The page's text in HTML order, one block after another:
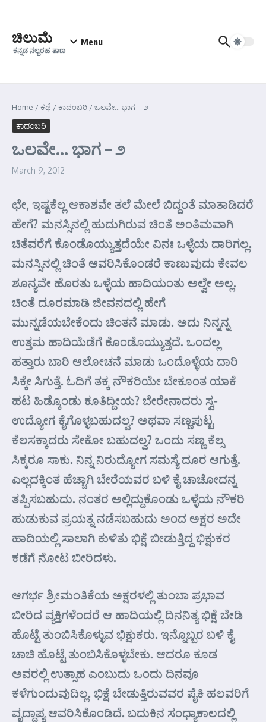
ಚಿಲುಮೆ
ಕನ್ನಡ ನಲ್ಬರಹ ತಾಣ
Menu
Home /ಕಥೆ /ಕಾದಂಬರಿ /ಒಲವೇ… ಭಾಗ – ೨
ಕಾದಂಬರಿ
ಒಲವೇ… ಭಾಗ – ೨
March 9, 2012
ಛೇ, ಇಷ್ಟಕೆಲ್ಲ ಆಕಾಶವೇ ತಲೆ ಮೇಲೆ ಬಿದ್ದಂತೆ ಮಾತಾಡಿದರೆ
ಹೇಗೆ? ಮನಸ್ಸಿನಲ್ಲಿ ಹುದುಗಿರುವ ಚಿಂತೆ ಅಂತಿಮವಾಗಿ
ಚಿತೆವರೆಗೆ ಕೊಂಡೊಯ್ಯುತ್ತದೆಯೇ ವಿನಃ ಒಳ್ಳೆಯ ದಾರಿಗಲ್ಲ.
ಮನಸ್ಸಿನಲ್ಲಿ ಚಿಂತೆ ಆವರಿಸಿಕೊಂಡರೆ ಕಾಣುವುದು ಕೇವಲ
ಶೂನ್ಯವೇ ಹೊರತು ಒಳ್ಳೆಯ ಹಾದಿಯಂತು ಅಲ್ವೇ ಅಲ್ಲ.
ಚಿಂತೆ ದೂರಮಾಡಿ ಜೀವನದಲ್ಲಿ ಹೇಗೆ
ಮುನ್ನಡೆಯಬೇಕೆಂದು ಚಿಂತನೆ ಮಾಡು. ಅದು ನಿನ್ನನ್ನ
ಉತ್ತಮ ಹಾದಿಯೆಡೆಗೆ ಕೊಂಡೊಯ್ಯುತ್ತದೆ. ಒಂದಲ್ಲ
ಹತ್ತಾರು ಬಾರಿ ಆಲೋಚನೆ ಮಾಡು ಒಂದೊಳ್ಳೆಯ ದಾರಿ
ಸಿಕ್ಕೇ ಸಿಗುತ್ತೆ. ಓದಿಗೆ ತಕ್ಕ ನೌಕರಿಯೇ ಬೇಕೂಂತ ಯಾಕೆ
ಹಟ ಹಿಡ್ಕೊಂಡು ಕೂತಿದ್ದೀಯ? ಬೇರೇನಾದರು ಸ್ವ-
ಉದ್ಯೋಗ ಕೈಗೊಳ್ಳಬಹುದಲ್ವ? ಅಥವಾ ಸಣ್ಣಪುಟ್ಟ
ಕೆಲಸಕ್ಕಾದರು ಸೇಕೋ ಬಹುದಲ್ವ? ಒಂದು ಸಣ್ಣ ಕೆಲ್ಸ
ಸಿಕ್ಕರೂ ಸಾಕು. ನಿನ್ನ ನಿರುದ್ಯೋಗ ಸಮಸ್ಯೆ ದೂರ ಆಗುತ್ತೆ.
ಎಲ್ಲದಕ್ಕಿಂತ ಹೆಚ್ಚಾಗಿ ಬೇರೆಯವರ ಬಳಿ ಕೈ ಚಾಚೋದನ್ನ
ತಪ್ಪಿಸಬಹುದು. ನಂತರ ಅಲ್ಲಿದ್ದುಕೊಂಡು ಒಳ್ಳೆಯ ನೌಕರಿ
ಹುಡುಕುವ ಪ್ರಯತ್ನ ನಡೆಸಬಹುದು ಅಂದ ಅಕ್ಷರ ಅದೇ
ಹಾದಿಯಲ್ಲಿ ಸಾಲಾಗಿ ಕುಳಿತು ಭಿಕ್ಷೆ ಬೀಡುತ್ತಿದ್ದ ಭಿಕ್ಷುಕರ
ಕಡೆಗೆ ನೋಟ ಬೀರಿದಳು.
ಆಗರ್ಭ ಶ್ರೀಮಂತಿಕೆಯ ಅಕ್ಷರಳಲ್ಲಿ ತುಂಬಾ ಪ್ರಭಾವ
ಬೀರಿದ ವ್ಯಕ್ತಿಗಳೆಂದರೆ ಆ ಹಾದಿಯಲ್ಲಿ ದಿನನಿತ್ಯ ಭಿಕ್ಷೆ ಬೇಡಿ
ಹೊಟ್ಟೆ ತುಂಬಿಸಿಕೊಳ್ಳುವ ಭಿಕ್ಷುಕರು. ಇನ್ನೊಬ್ಬರ ಬಳಿ ಕೈ
ಚಾಚಿ ಹೊಟ್ಟೆ ತುಂಬಿಸಿಕೊಳ್ಳಬೇಕು. ಆದರೂ ಕೂಡ
ಅವರಲ್ಲಿ ಉತ್ಸಾಹ ಎಂಬುದು ಒಂದು ದಿನವೂ
ಕಳೆಗುಂದುವುದಿಲ್ಲ. ಭಿಕ್ಷೆ ಬೇಡುತ್ತಿರುವವರ ಪೈಕಿ ಹಲವರಿಗೆ
ವೃದ್ಧಾಪ್ಯ ಆವರಿಸಿಕೊಂಡಿದೆ. ಬದುಕಿನ ಸಂಧ್ಯಾಕಾಲದಲ್ಲಿ